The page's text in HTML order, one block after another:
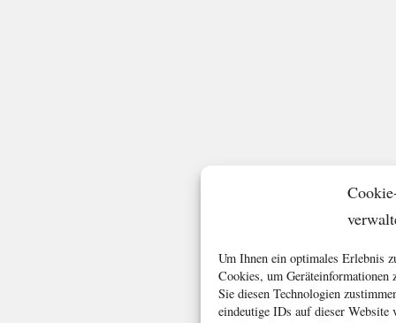
Um Ihnen ein optimales Erlebnis
Cookies, um Geräteinformationen
Sie diesen Technologien
eindeutige IDs auf dieser